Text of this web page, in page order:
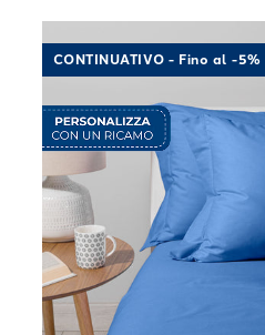
CONTINUATIVO - Fino al -5%